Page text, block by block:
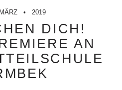
MÄRZ 2019
DICH!
AN